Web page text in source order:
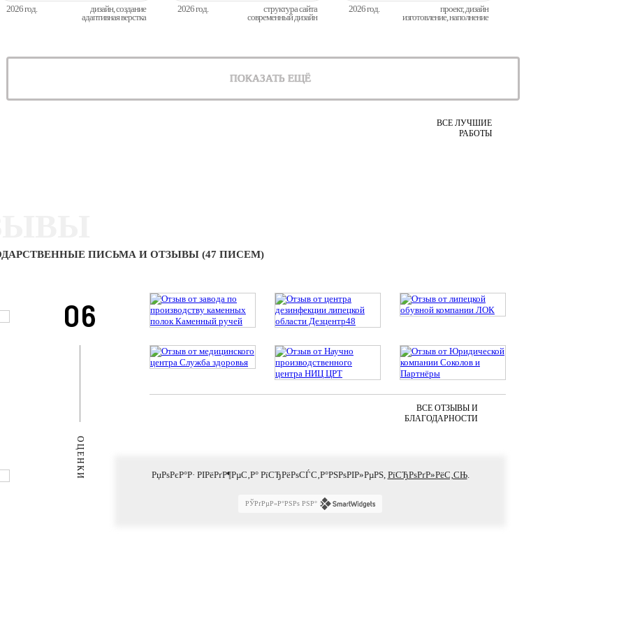
2026 год.
дизайн, создание
адаптивная верстка
2026 год.
структура сайта
современный дизайн
2026 год.
проект, дизайн
изготовление, наполнение
ПОКАЗАТЬ ЕЩЁ
ВСЕ ЛУЧШИЕ
РАБОТЫ
ПИСЬМА И ОТЗЫВЫ (47 ПИСЕМ)
06
ОЦЕНКИ
ВСЕ ОТЗЫВЫ И
БЛАГОДАРНОСТИ
РџРѕРєР°Р· РІРёРґР¶РµС‚Р° РїСЂРёРѕСЃС‚Р°РЅРѕРІР»РµРЅ, РїСЂРѕРґР»РёС‚СЊ.
РЎРґРµР»Р°РЅРѕ РЅР°